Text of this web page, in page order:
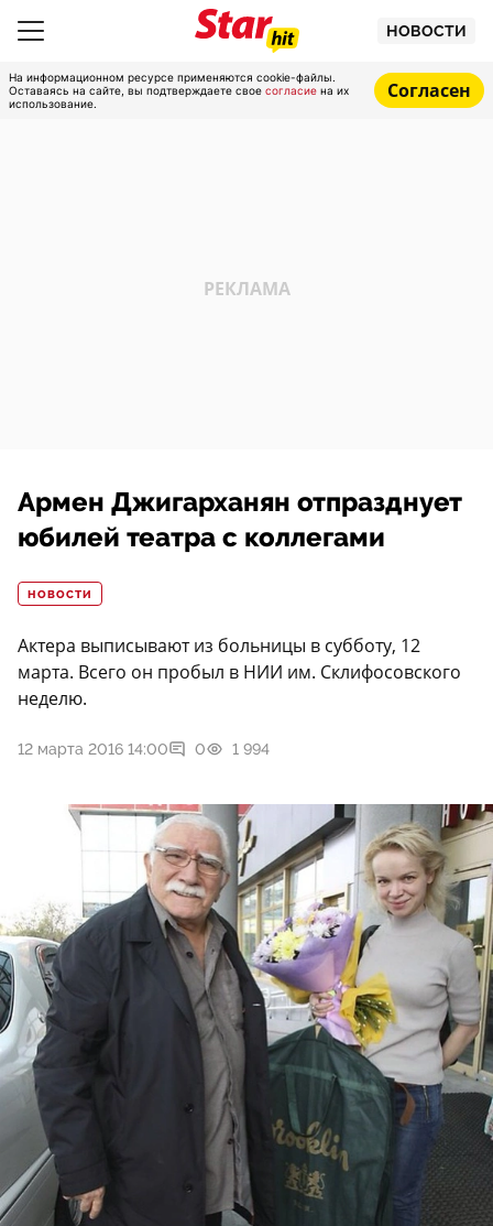
НОВОСТИ
На информационном ресурсе применяются cookie-файлы.
Оставаясь на сайте, вы подтверждаете свое согласие на их
использование.
Согласен
Армен Джигарханян отпразднует
юбилей театра с коллегами
НОВОСТИ
Актера выписывают из больницы в субботу, 12
марта. Всего он пробыл в НИИ им. Склифосовского
неделю.
12 марта 2016 14:00 0 1 994